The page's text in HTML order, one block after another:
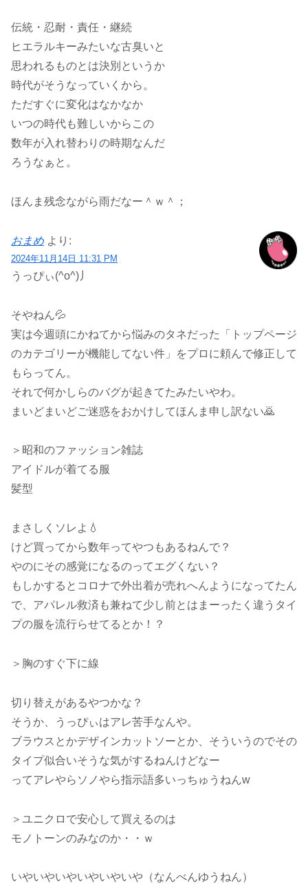
伝統・忍耐・責任・継続
ヒエラルキーみたいな古臭いと
思われるものとは決別というか
時代がそうなっていくから。
ただすぐに変化はなかなか
いつの時代も難しいからこの
数年が入れ替わりの時期なんだ
ろうなぁと。
ほんま残念ながら雨だなー＾ｗ＾；
おまめ より:
2024年11月14日 11:31 PM
うっぴぃ(^o^)丿
そやねん💦
実は今週頭にかねてから悩みのタネだった「トップページ
のカテゴリーが機能してない件」をプロに頼んで修正して
もらってん。
それで何かしらのバグが起きてたみたいやわ。
まいどまいどご迷惑をおかけしてほんま申し訳ない🙇‍
＞昭和のファッション雑誌
アイドルが着てる服
髪型
まさしくソレよ💧
けど買ってから数年ってやつもあるねんで？
やのにその感覚になるのってエグくない？
もしかするとコロナで外出着が売れへんようになってたん
で、アパレル救済も兼ねて少し前とはまーったく違うタイ
プの服を流行らせてるとか！？
＞胸のすぐ下に線
切り替えがあるやつかな？
そうか、うっぴぃはアレ苦手なんや。
ブラウスとかデザインカットソーとか、そういうのでその
タイプ似合いそうな気がするねんけどなー
ってアレやらソノやら指示語多いっちゅうねんw
＞ユニクロで安心して買えるのは
モノトーンのみなのか・・ｗ
いやいやいやいやいやいや（なんべんゆうねん）